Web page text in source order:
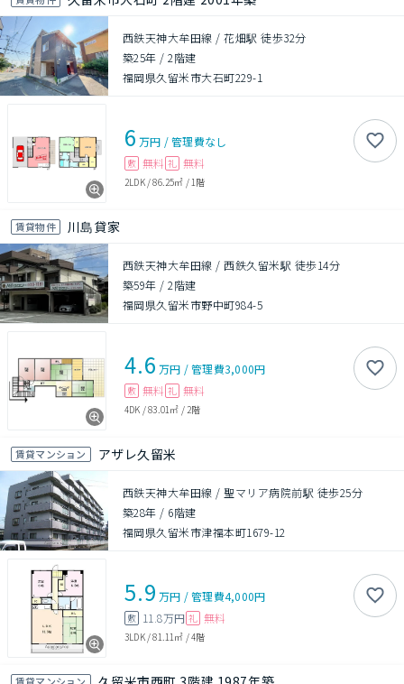
西鉄天神大牟田線 / 花畑駅 徒歩32分
築25年 /2階建
福岡県久留米市大石町229-1
6 万円 /管理費なし
敷 無料 礼 無料
2LDK/86.25㎡ / 1階
賃貸物件 川島貸家
西鉄天神大牟田線 / 西鉄久留米駅 徒歩14分
築59年 /2階建
福岡県久留米市野中町984-5
4.6 万円 /管理費3,000円
敷 無料 礼 無料
4DK /83.01㎡ / 2階
賃貸マンション アザレ久留米
西鉄天神大牟田線 / 聖マリア病院前駅 徒歩25分
築28年 / 6階建
福岡県久留米市津福本町1679-12
5.9 万円 /管理費4,000円
敷 11.8万円 礼 無料
3LDK/81.11㎡ /4階
賃貸マンション